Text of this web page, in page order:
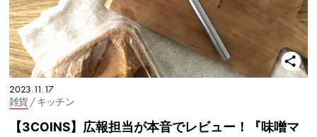
2023.11.17
雑貨/ キッチン
【3COINS】広報担当が本音でレビュー！『味噌マ